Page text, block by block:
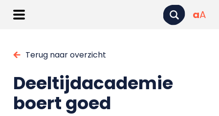
aA
Terug naar overzicht
Deeltijdacademie
boert goed